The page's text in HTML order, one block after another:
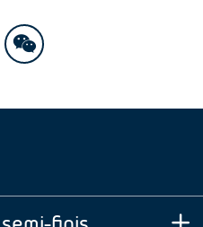
finis